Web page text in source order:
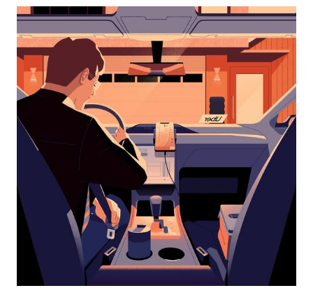
bas
ouvrir
le
calendrier
sélectionner
une
date.
Appuyez
sur
touche
pour
fermer
le
calendrier.